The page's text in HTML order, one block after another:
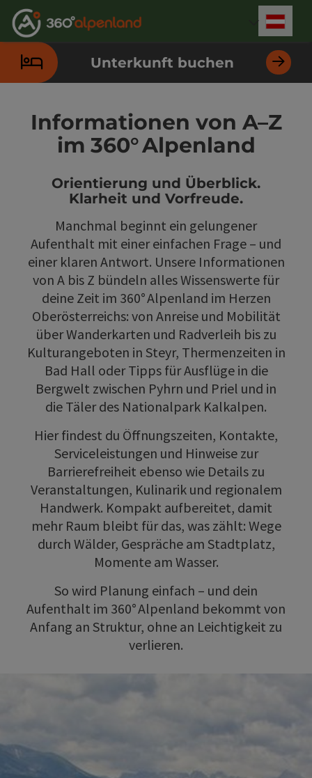
Zum Inhalt
Zur Navigation
Zum Seitenanfang
Zur Kontaktseite
Zur Suche
Zum Impressum
Zu den Hinweisen zur Bedienung der Website
Zur Startseite
Unterkunft buchen
Informationen von A–Z
im 360° Alpenland
Orientierung und Überblick.
Klarheit und Vorfreude.
Manchmal beginnt ein gelungener
Aufenthalt mit einer einfachen Frage – und
einer klaren Antwort. Unsere Informationen
von A bis Z bündeln alles Wissenswerte für
deine Zeit im 360° Alpenland im Herzen
Oberösterreichs: von Anreise und Mobilität
über Wanderkarten und Radverleih bis zu
Kulturangeboten in Steyr, Thermenzeiten in
Bad Hall oder Tipps für Ausflüge in die
Bergwelt zwischen Pyhrn und Priel und in
die Täler des Nationalpark Kalkalpen.
Hier findest du Öffnungszeiten, Kontakte,
Serviceleistungen und Hinweise zur
Barrierefreiheit ebenso wie Details zu
Veranstaltungen, Kulinarik und regionalem
Handwerk. Kompakt aufbereitet, damit
mehr Raum bleibt für das, was zählt: Wege
durch Wälder, Gespräche am Stadtplatz,
Momente am Wasser.
So wird Planung einfach – und dein
Aufenthalt im 360° Alpenland bekommt von
Anfang an Struktur, ohne an Leichtigkeit zu
verlieren.